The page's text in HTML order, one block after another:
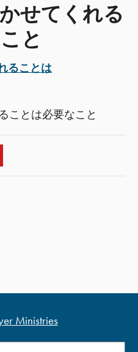
せてくれる
と
ことは必要なこと